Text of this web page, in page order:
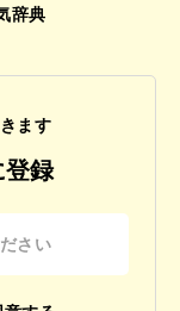
辞典
ます
登録